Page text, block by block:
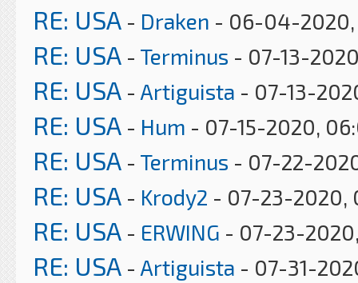
RE: USA - Draken - 06-04-2020,
RE: USA - Terminus - 07-13-
RE: USA - Artiguista - 07-13-
RE: USA - Hum - 07-15-2020,
RE: USA - Terminus - 07-22-
RE: USA - Krody2 - 07-23-2020,
RE: USA - ERWING - 07-23-
RE: USA - Artiguista - 07-31-